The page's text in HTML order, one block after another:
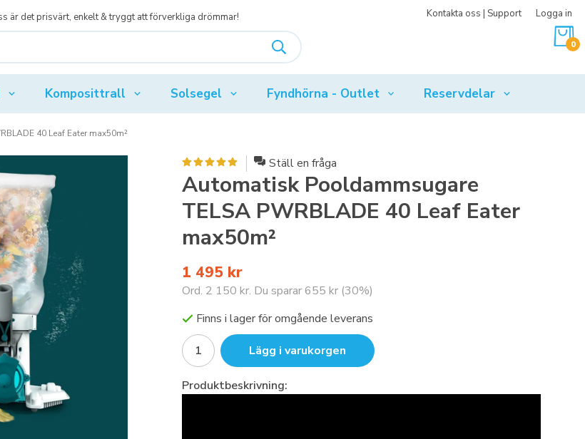
är det prisvärt, enkelt & tryggt att förverkliga drömmar! Kontakta oss | Support Logga in
0
Komposittrall Solsegel Fyndhörna - Outlet Reservdelar
40 Leaf Eater max50m²
Ställ en fråga
Automatisk Pooldammsugare
TELSA PWRBLADE 40 Leaf Eater
max50m²
1 495 kr
Ord. 2 150 kr. Du sparar 655 kr(30%)
Finns i lager för omgående leverans
Lägg i varukorgen
Produktbeskrivning: